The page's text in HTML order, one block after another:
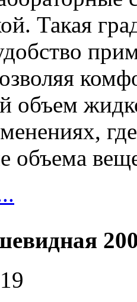
Такая
объем
объема